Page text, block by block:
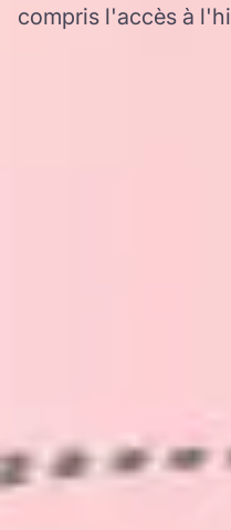
compris l'accès à